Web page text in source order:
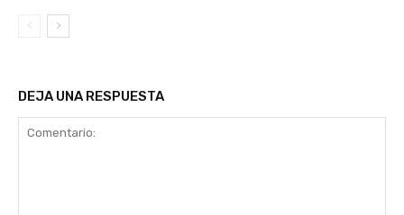
DEJA UNA RESPUESTA